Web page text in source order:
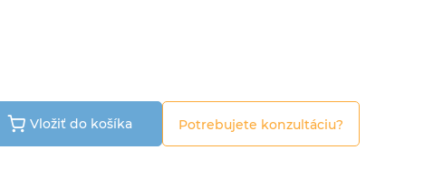
Vložiť do košíka Potrebujete konzultáciu?